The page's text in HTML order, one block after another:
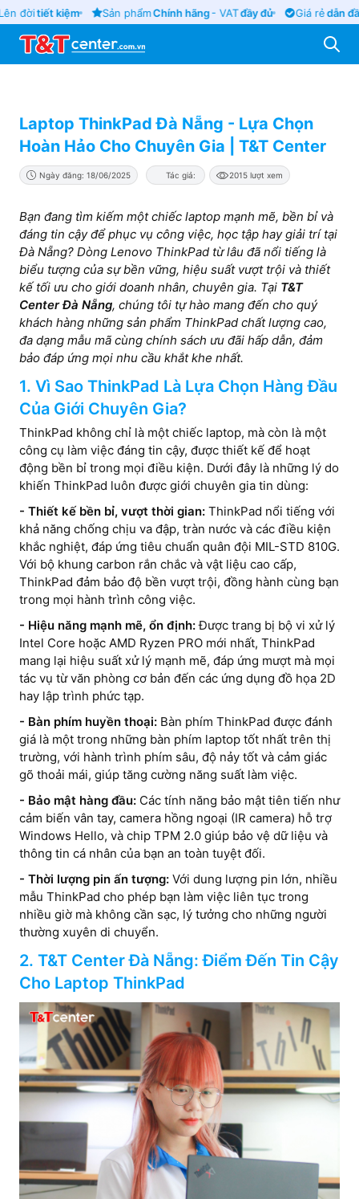
đờitiết kiệm Sản phẩmChính hãng- VATđầy đủ Giá rẻ dẫn đầu
Laptop ThinkPad Đà Nẵng - Lựa Chọn
Hoàn Hảo Cho Chuyên Gia | T&T Center
Ngày đăng: 18/06/2025 Tác giả: 2015 lượt xem
Bạn đang tìm kiếm một chiếc laptop mạnh mẽ, bền bỉ và
đáng tin cậy để phục vụ công việc, học tập hay giải trí tại
Đà Nẵng? Dòng Lenovo ThinkPad từ lâu đã nổi tiếng là
biểu tượng của sự bền vững, hiệu suất vượt trội và thiết
kế tối ưu cho giới doanh nhân, chuyên gia. Tại T&T
Center Đà Nẵng, chúng tôi tự hào mang đến cho quý
khách hàng những sản phẩm ThinkPad chất lượng cao,
đa dạng mẫu mã cùng chính sách ưu đãi hấp dẫn, đảm
bảo đáp ứng mọi nhu cầu khắt khe nhất.
1. Vì Sao ThinkPad Là Lựa Chọn Hàng Đầu
Của Giới Chuyên Gia?
ThinkPad không chỉ là một chiếc laptop, mà còn là một
công cụ làm việc đáng tin cậy, được thiết kế để hoạt
động bền bỉ trong mọi điều kiện. Dưới đây là những lý do
khiến ThinkPad luôn được giới chuyên gia tin dùng:
- Thiết kế bền bỉ, vượt thời gian: ThinkPad nổi tiếng với
khả năng chống chịu va đập, tràn nước và các điều kiện
khắc nghiệt, đáp ứng tiêu chuẩn quân đội MIL-STD 810G.
Với bộ khung carbon rắn chắc và vật liệu cao cấp,
ThinkPad đảm bảo độ bền vượt trội, đồng hành cùng bạn
trong mọi hành trình công việc.
- Hiệu năng mạnh mẽ, ổn định:Được trang bị bộ vi xử lý
Intel Core hoặc AMD Ryzen PRO mới nhất, ThinkPad
mang lại hiệu suất xử lý mạnh mẽ, đáp ứng mượt mà mọi
tác vụ từ văn phòng cơ bản đến các ứng dụng đồ họa 2D
hay lập trình phức tạp.
- Bàn phím huyền thoại: Bàn phím ThinkPad được đánh
giá là một trong những bàn phím laptop tốt nhất trên thị
trường, với hành trình phím sâu, độ nảy tốt và cảm giác
gõ thoải mái, giúp tăng cường năng suất làm việc.
- Bảo mật hàng đầu: Các tính năng bảo mật tiên tiến như
cảm biến vân tay, camera hồng ngoại (IR camera) hỗ trợ
Windows Hello, và chip TPM 2.0 giúp bảo vệ dữ liệu và
thông tin cá nhân của bạn an toàn tuyệt đối.
- Thời lượng pin ấn tượng: Với dung lượng pin lớn, nhiều
mẫu ThinkPad cho phép bạn làm việc liên tục trong
nhiều giờ mà không cần sạc, lý tưởng cho những người
thường xuyên di chuyển.
2. T&T Center Đà Nẵng: Điểm Đến Tin Cậy
Cho Laptop ThinkPad